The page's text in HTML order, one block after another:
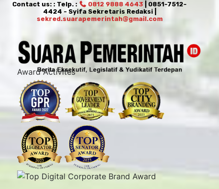
Contact us: : Telp. : 0812 9888 4643 | 0851-7512-
4424 - Syifa Sekretaris Redaksi |
sekred.suarapemerintah@gmail.com
Award Activites